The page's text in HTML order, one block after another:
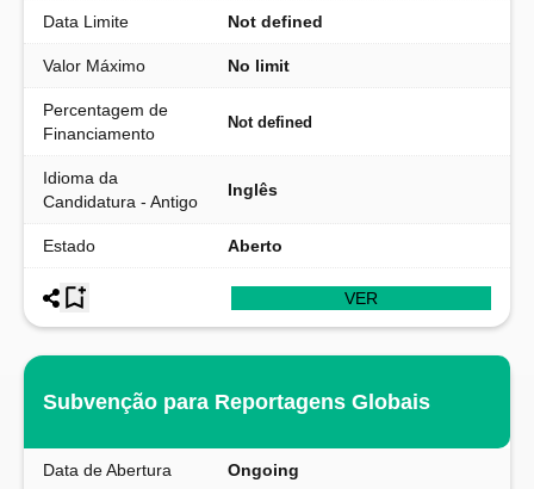
Data Limite Not defined
Valor Máximo No limit
Percentagem de
Financiamento
Not defined
Idioma da
Candidatura - Antigo
Inglês
Estado Aberto
VER
Subvenção para Reportagens Globais
Data de Abertura Ongoing